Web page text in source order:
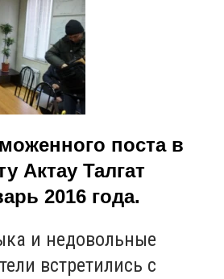
поста в
Актау Талгат
2016 года.
и недовольные
встретились с